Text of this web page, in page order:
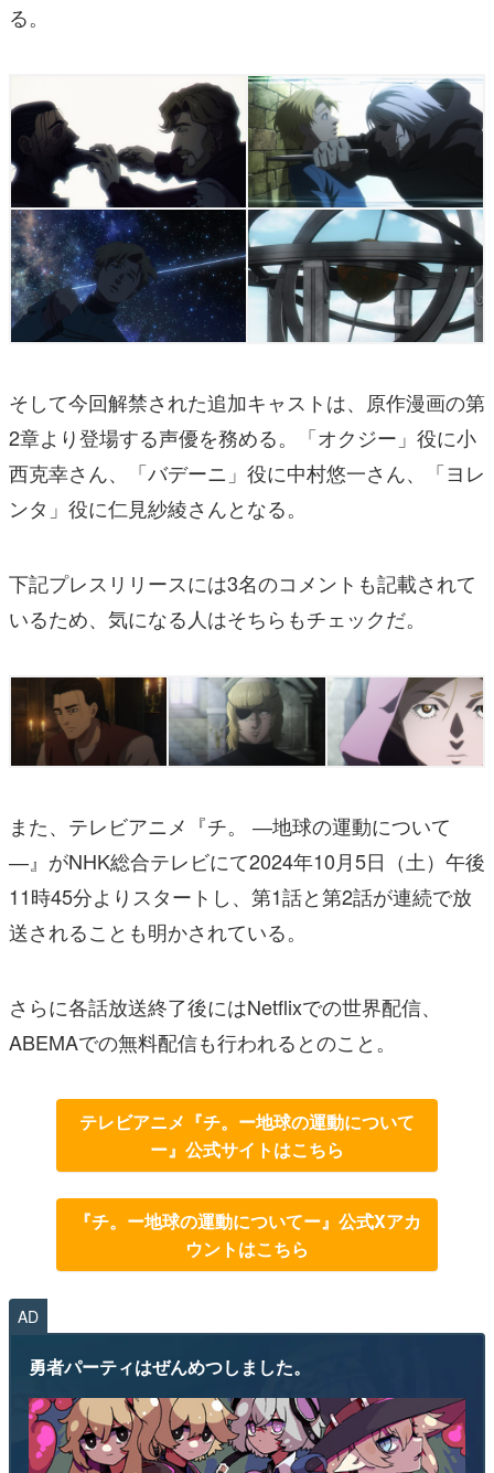
る。
そして今回解禁された追加キャストは、原作漫画の第
2章より登場する声優を務める。「オクジー」役に小
西克幸さん、「バデーニ」役に中村悠一さん、「ヨレ
ンタ」役に仁見紗綾さんとなる。
下記プレスリリースには3名のコメントも記載されて
いるため、気になる人はそちらもチェックだ。
また、テレビアニメ『チ。 ―地球の運動について
―』がNHK総合テレビにて2024年10月5日（土）午後
11時45分よりスタートし、第1話と第2話が連続で放
送されることも明かされている。
さらに各話放送終了後にはNetflixでの世界配信、
ABEMAでの無料配信も行われるとのこと。
テレビアニメ『チ。ー地球の運動について
ー』公式サイトはこちら
『チ。ー地球の運動についてー』公式Xアカ
ウントはこちら
AD
勇者パーティはぜんめつしました。